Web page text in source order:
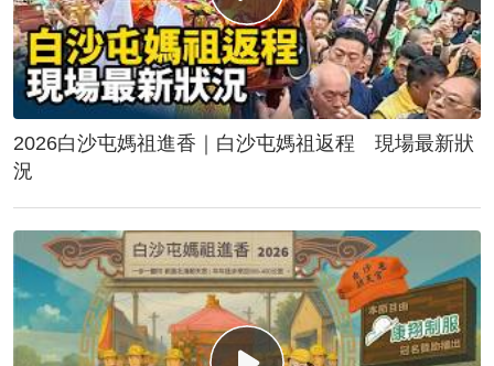
2026白沙屯媽祖進香｜白沙屯媽祖返程 現場最新狀
況